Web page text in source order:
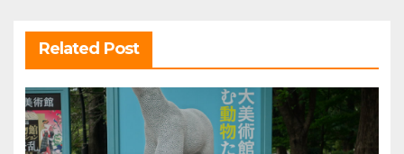
Related Post